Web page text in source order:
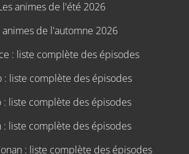
animes de l'été 2026
animes de l'automne 2026
: liste complète des épisodes
: liste complète des épisodes
: liste complète des épisodes
: liste complète des épisodes
: liste complète des épisodes